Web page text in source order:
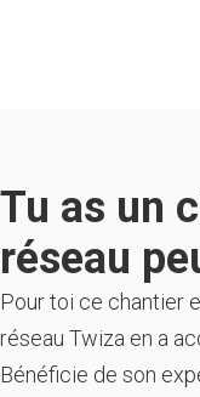
Tu as un
réseau
Pour toi ce chantier
réseau Twiza en a
Bénéficie de son